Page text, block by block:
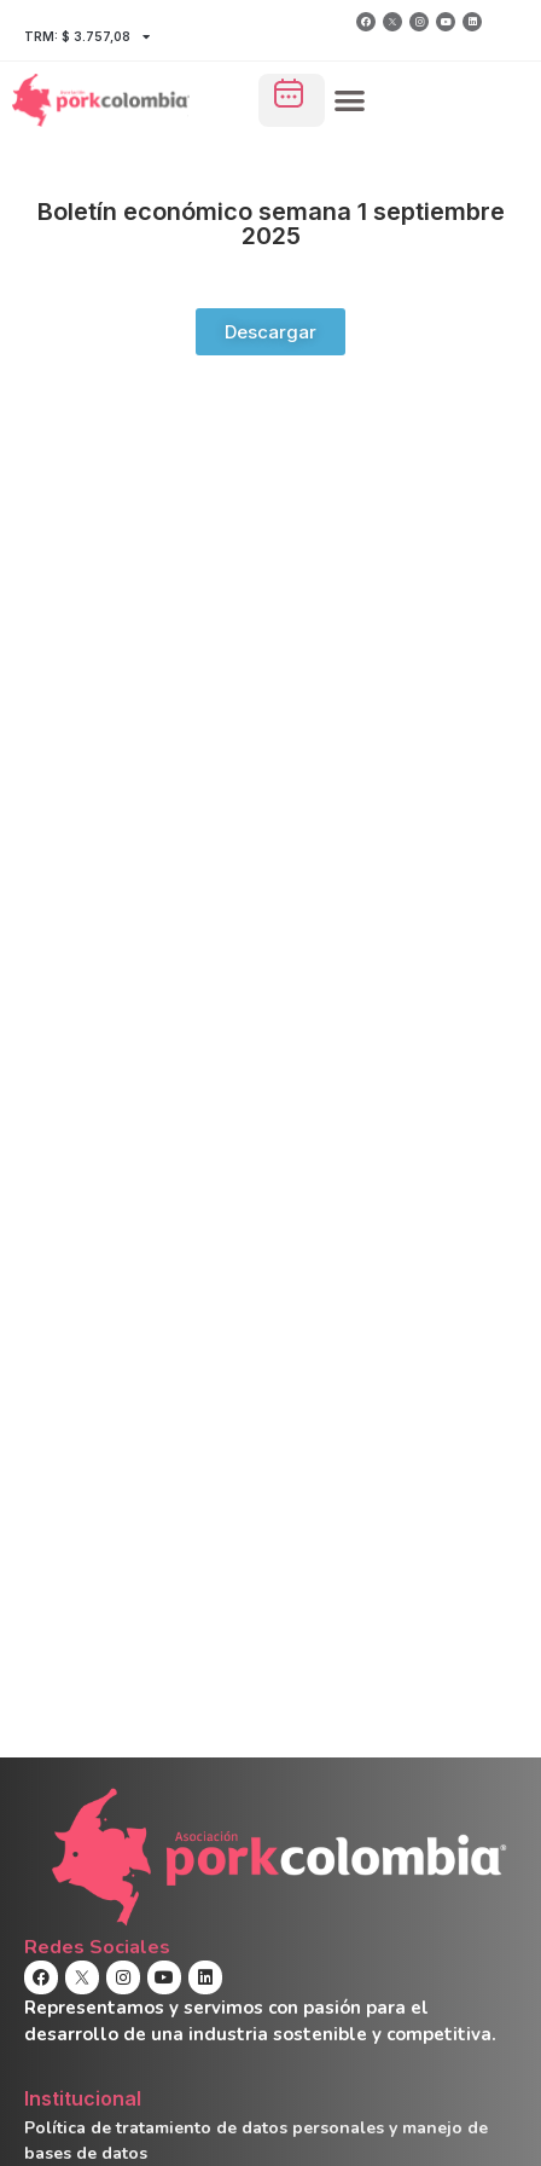
TRM: $ 3.757,08
Boletín económico semana 1 septiembre
2025
Descargar
Redes Sociales
Representamos y servimos con pasión para el
desarrollo de una industria sostenible y competitiva.
Institucional
Política de tratamiento de datos personales y manejo de
bases de datos